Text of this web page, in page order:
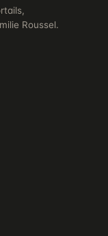
Roussel.